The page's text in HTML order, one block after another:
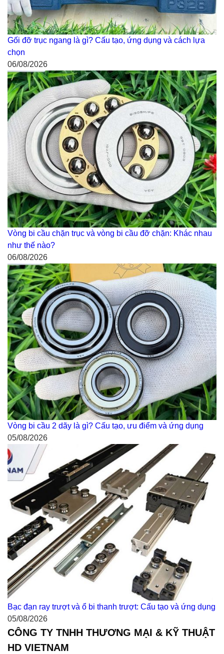
Gối đỡ trục ngang là gì? Cấu tạo, ứng dụng và cách lựa
chọn
06/08/2026
Vòng bi cầu chặn trục và vòng bi cầu đỡ chặn: Khác nhau
như thế nào?
06/08/2026
Vòng bi cầu 2 dãy là gì? Cấu tạo, ưu điểm và ứng dụng
05/08/2026
Bạc đạn ray trượt và ổ bi thanh trượt: Cấu tạo và ứng dụng
05/08/2026
CÔNG TY TNHH THƯƠNG MẠI & KỸ THUẬT
HD VIETNAM